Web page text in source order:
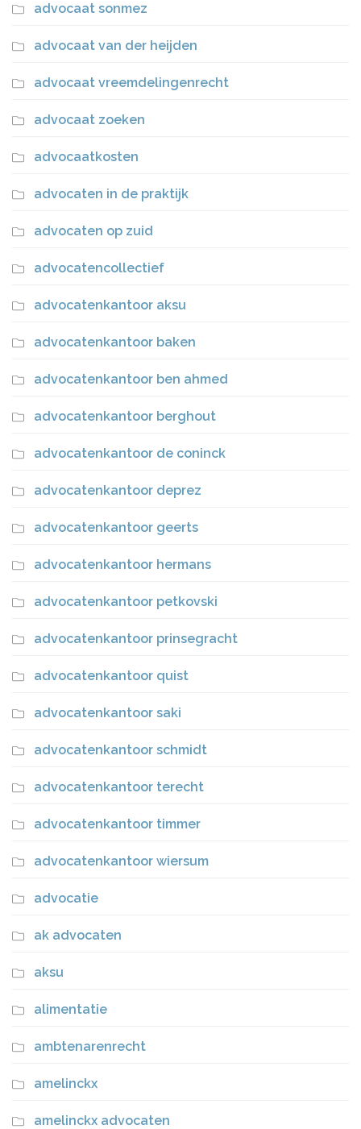
advocaat sonmez
advocaat van der heijden
advocaat vreemdelingenrecht
advocaat zoeken
advocaatkosten
advocaten in de praktijk
advocaten op zuid
advocatencollectief
advocatenkantoor aksu
advocatenkantoor baken
advocatenkantoor ben ahmed
advocatenkantoor berghout
advocatenkantoor de coninck
advocatenkantoor deprez
advocatenkantoor geerts
advocatenkantoor hermans
advocatenkantoor petkovski
advocatenkantoor prinsegracht
advocatenkantoor quist
advocatenkantoor saki
advocatenkantoor schmidt
advocatenkantoor terecht
advocatenkantoor timmer
advocatenkantoor wiersum
advocatie
ak advocaten
aksu
alimentatie
ambtenarenrecht
amelinckx
amelinckx advocaten